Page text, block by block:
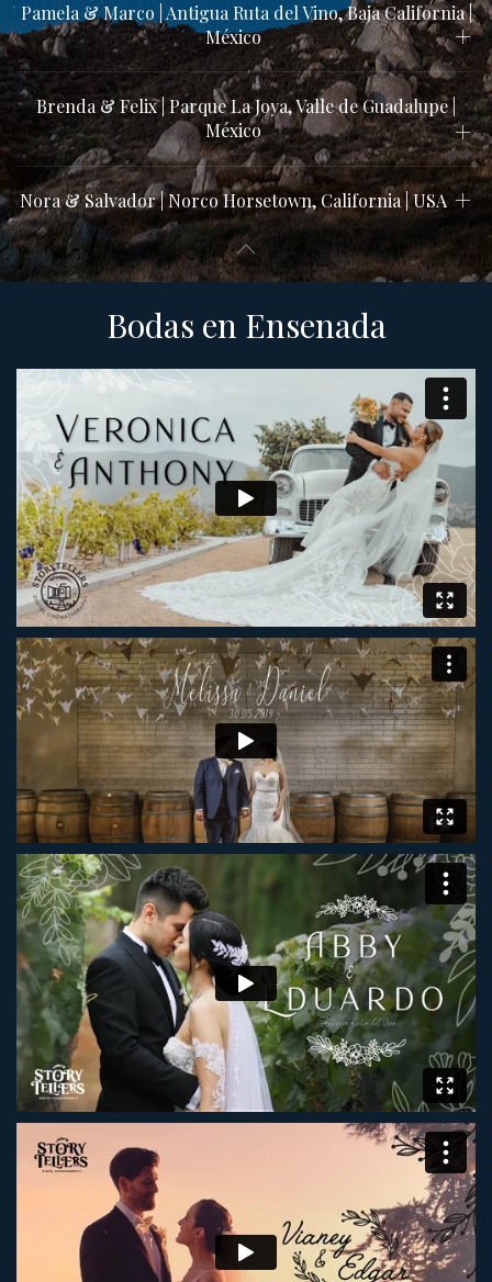
Pamela & Marco | Antigua Ruta del Vino, Baja California |
México
Brenda & Felix | Parque La Joya, Valle de Guadalupe |
México
Nora & Salvador | Norco Horsetown, California | USA
Bodas en Ensenada